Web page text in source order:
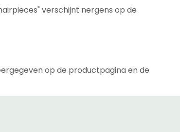
verschijnt nergens op de
op de productpagina en de
hebben in ons magazijn in Nederland.